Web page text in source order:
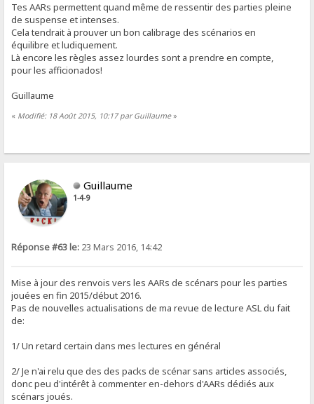
Tes AARs permettent quand même de ressentir des parties pleine
de suspense et intenses.
Cela tendrait à prouver un bon calibrage des scénarios en
équilibre et ludiquement.
Là encore les règles assez lourdes sont a prendre en compte,
pour les afficionados!
Guillaume
« Modifié: 18 Août 2015, 10:17 par Guillaume»
Guillaume
1-4-9
Réponse #63 le: 23 Mars 2016, 14:42
Mise à jour des renvois vers les AARs de scénars pour les parties
jouées en fin 2015/début 2016.
Pas de nouvelles actualisations de ma revue de lecture ASL du fait
de:
1/ Un retard certain dans mes lectures en général
2/ Je n'ai relu que des des packs de scénar sans articles associés,
donc peu d'intérêt à commenter en-dehors d'AARs dédiés aux
scénars joués.